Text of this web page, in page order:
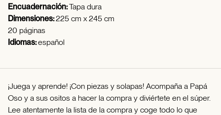
Encuadernación:Tapa dura
Dimensiones:225 cm x 245 cm
20 páginas
Idiomas:español
¡Juega y aprende! ¡Con piezas y solapas! Acompaña a Papá
Oso y a sus ositos a hacer la compra y diviértete en el súper.
Lee atentamente la lista de la compra y coge todo lo que